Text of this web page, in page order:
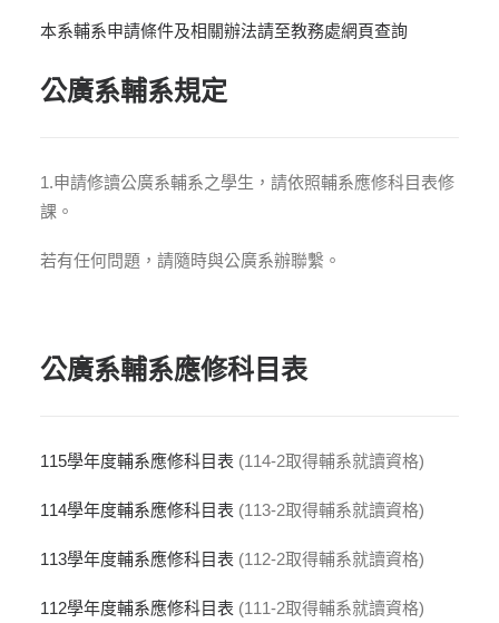
本系輔系申請條件及相關辦法請至教務處網頁查詢
公廣系輔系規定
1.申請修讀公廣系輔系之學生，請依照輔系應修科目表修
課。
若有任何問題，請隨時與公廣系辦聯繫。
公廣系輔系應修科目表
115學年度輔系應修科目表 (114-2取得輔系就讀資格)
114學年度輔系應修科目表 (113-2取得輔系就讀資格)
113學年度輔系應修科目表 (112-2取得輔系就讀資格)
112學年度輔系應修科目表 (111-2取得輔系就讀資格)